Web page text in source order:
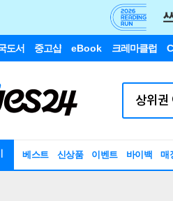
도서 중고샵 eBook 크레마클럽
베스트 신상품 이벤트 바이백 매